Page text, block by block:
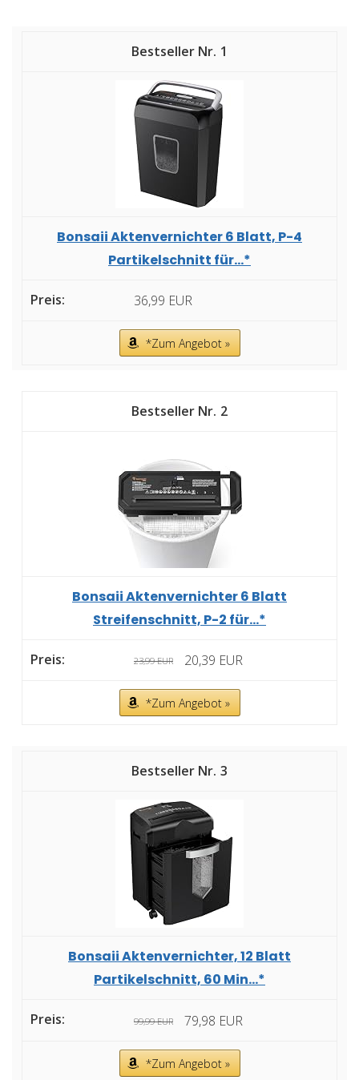
1
Bonsaii Aktenvernichter 6 Blatt, P-4
Partikelschnitt für...*
36,99 EUR
*Zum Angebot »
2
Bonsaii Aktenvernichter 6 Blatt
Streifenschnitt, P-2 für...*
23,99 EUR 20,39 EUR
*Zum Angebot »
3
Bonsaii Aktenvernichter, 12 Blatt
Partikelschnitt, 60 Min...*
99,99 EUR 79,98 EUR
*Zum Angebot »